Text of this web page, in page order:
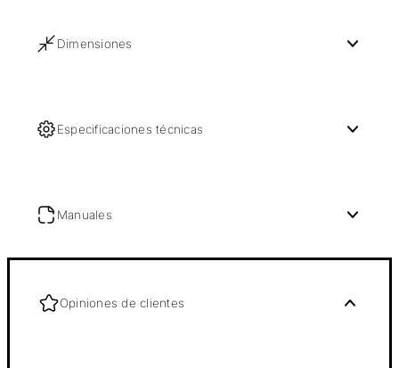
Dimensiones
Especificaciones técnicas
Manuales
Opiniones de clientes